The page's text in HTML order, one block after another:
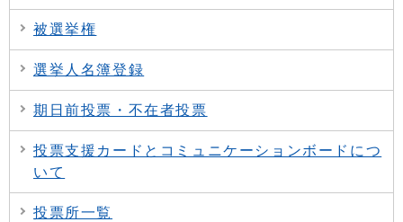
被選挙権
選挙人名簿登録
期日前投票・不在者投票
投票支援カードとコミュニケーションボードにつ
いて
投票所一覧